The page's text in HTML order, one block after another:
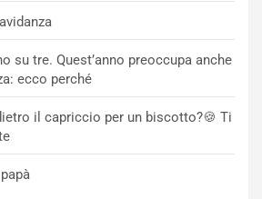
su tre. Quest’anno preoccupa anche
ecco perché
il capriccio per un biscotto?🍪 Ti